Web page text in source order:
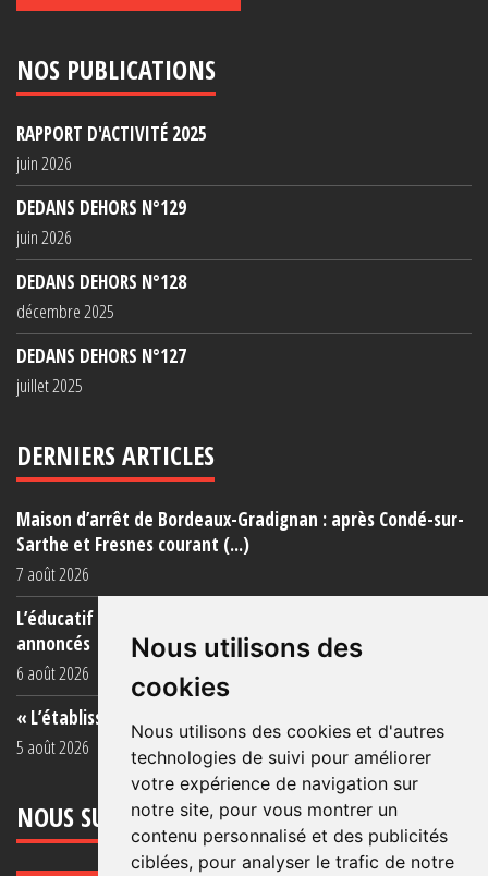
Nous utilisons des
cookies
Nous utilisons des cookies et d'autres
technologies de suivi pour améliorer
votre expérience de navigation sur
notre site, pour vous montrer un
contenu personnalisé et des publicités
ciblées, pour analyser le trafic de notre
NOS PUBLICATIONS
RAPPORT D'ACTIVITÉ 2025
juin 2026
DEDANS DEHORS N°129
juin 2026
DEDANS DEHORS N°128
décembre 2025
DEDANS DEHORS N°127
juillet 2025
DERNIERS ARTICLES
Maison d’arrêt de Bordeaux-Gradignan : après Condé-sur-
Sarthe et Fresnes courant (...)
7 août 2026
L’éducatif en prison : une réalité éloignée des objectifs
annoncés
6 août 2026
« L’établissement est une porcherie totale »
5 août 2026
NOUS SUIVRE